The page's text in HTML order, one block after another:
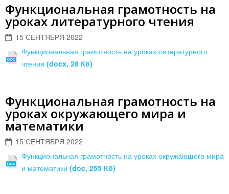
Функциональная грамотность на
уроках литературного чтения
15 СЕНТЯБРЯ 2022
Функциональная грамотность на уроках литературного
чтения (docx, 28 Кб)
Функциональная грамотность на
уроках окружающего мира и
математики
15 СЕНТЯБРЯ 2022
Функциональная грамотность на уроках окружающего мира
и математики (doc, 255 Кб)